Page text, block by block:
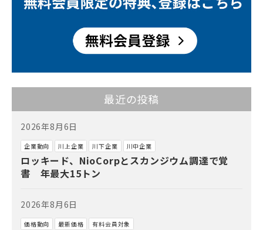
最近の投稿
2026年8月6日
企業動向 川上企業 川下企業 川中企業
ロッキード、NioCorpとスカンジウム調達で覚
書 年最大15トン
2026年8月6日
価格動向 最新価格 有料会員対象